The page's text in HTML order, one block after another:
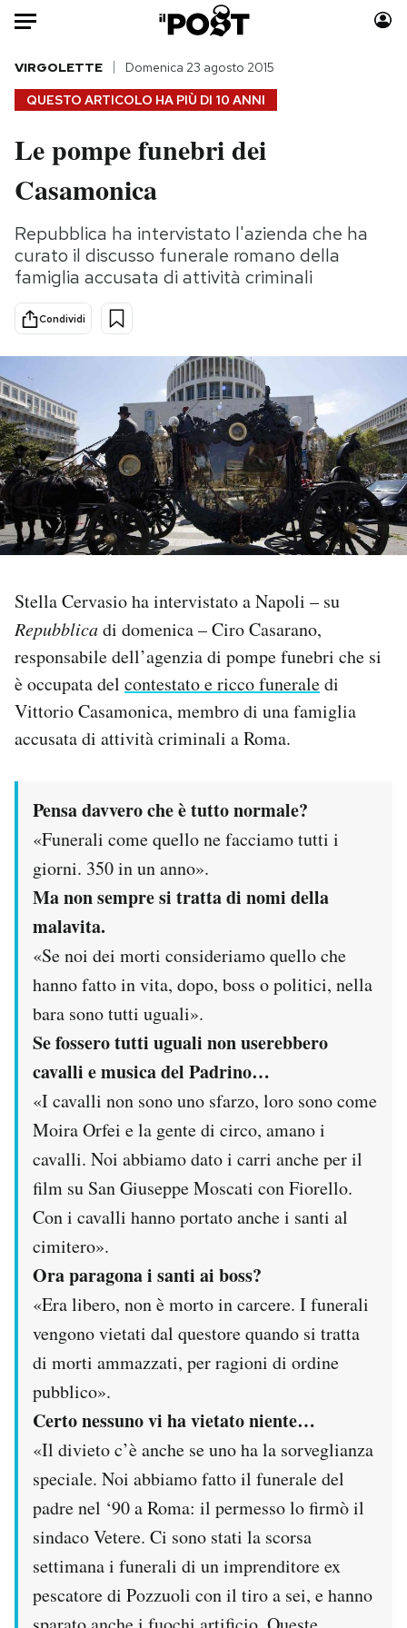
Auto
HOME
Italia
Politica
Tecnologia
Internet
Scienza
Cultura
Economia
Moda
Storie/Idee
Ok Boomer!
Media
Mondiali calcio 2026
PODCAST
NEWSLETTER
SHOP
CALENDARIO
AREA PERSONALE
Newsletter
Hai bisogno di aiuto?
Esci
QUESTO ARTICOLO HA PIÙ DI 10 ANNI
VIRGOLETTE Domenica 23 agosto 2015
Le pompe funebri dei
Casamonica
Repubblica ha intervistato l'azienda che ha
curato il discusso funerale romano della
famiglia accusata di attività criminali
Condividi
Stella Cervasio ha intervistato a Napoli – su
Repubblicadi domenica – Ciro Casarano,
responsabile dell’agenzia di pompe funebri che si
è occupata del contestato e ricco funeraledi
Vittorio Casamonica, membro di una famiglia
accusata di attività criminali a Roma.
Pensa davvero che è tutto normale?
«Funerali come quello ne facciamo tutti i
giorni. 350 in un anno».
Ma non sempre si tratta di nomi della
malavita.
«Se noi dei morti consideriamo quello che
hanno fatto in vita, dopo, boss o politici, nella
bara sono tutti uguali».
Se fossero tutti uguali non userebbero
cavalli e musica del Padrino…
«I cavalli non sono uno sfarzo, loro sono come
Moira Orfei e la gente di circo, amano i
cavalli. Noi abbiamo dato i carri anche per il
film su San Giuseppe Moscati con Fiorello.
Con i cavalli hanno portato anche i santi al
cimitero».
Ora paragona i santi ai boss?
«Era libero, non è morto in carcere. I funerali
vengono vietati dal questore quando si tratta
di morti ammazzati, per ragioni di ordine
pubblico».
Certo nessuno vi ha vietato niente…
«Il divieto c’è anche se uno ha la sorveglianza
speciale. Noi abbiamo fatto il funerale del
padre nel ‘90 a Roma: il permesso lo firmò il
sindaco Vetere. Ci sono stati la scorsa
settimana i funerali di un imprenditore ex
pescatore di Pozzuoli con il tiro a sei, e hanno